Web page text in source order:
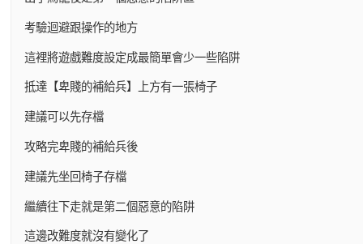
考驗迴避跟操作的地方
這裡將遊戲難度設定成最簡單會少一些陷阱
抵達【卑賤的補給兵】上方有一張椅子
建議可以先存檔
攻略完卑賤的補給兵後
建議先坐回椅子存檔
繼續往下走就是第二個惡意的陷阱
這邊改難度就沒有變化了